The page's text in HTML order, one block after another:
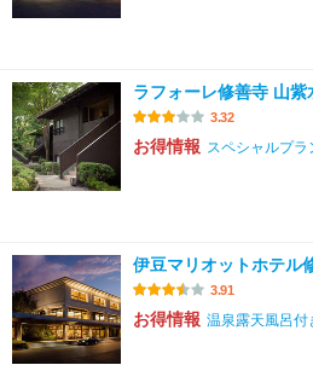
ラフォーレ修善寺 山紫
3.32
お得情報 スペシャルプラ
伊豆マリオットホテル
3.91
お得情報 温泉露天風呂